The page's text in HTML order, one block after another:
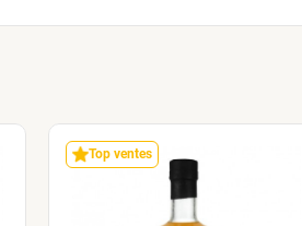
Top ventes